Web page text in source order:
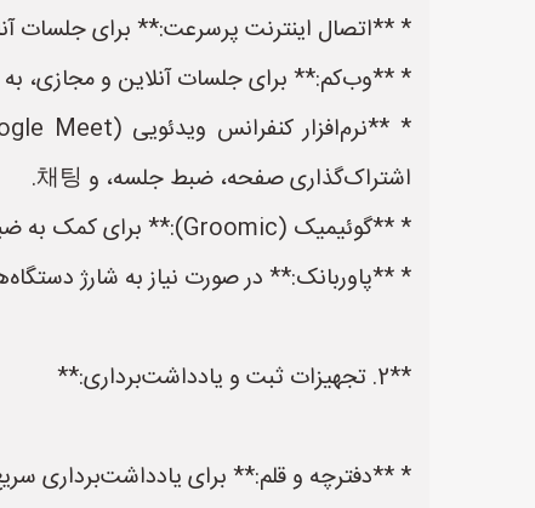
* **اتصال اینترنت پرسرعت:** برای جلسات
* **وب‌کم:** برای جلسات آنلاین و مجازی،
اشتراک‌گذاری صفحه، ضبط جلسه، و 채팅.
* **گوئیمیک (Groomic):** برای کمک به ضبط و پخش صوت و تصویر در جلسات
* **پاوربانک:** در صورت نیاز به شارژ
**2. تجهیزات ثبت و یادداشت‌برداری:**
* **دفترچه و قلم:** برای یادداشت‌برداری